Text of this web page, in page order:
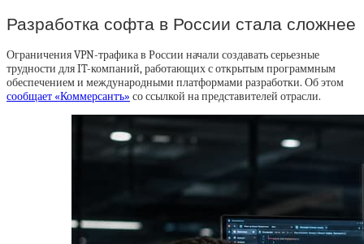
Разработка софта в России стала сложнее
Ограничения VPN-трафика в России начали создавать серьезные
трудности для IT-компаний, работающих с открытым программным
обеспечением и международными платформами разработки. Об этом
сообщает «Коммерсантъ» со ссылкой на представителей отрасли.